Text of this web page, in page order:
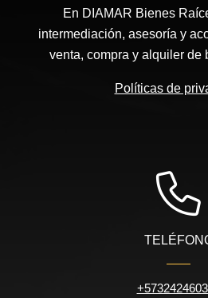
En DIAMAR Bienes
intermediación, asesoría y
venta, compra y alquiler de
Políticas de